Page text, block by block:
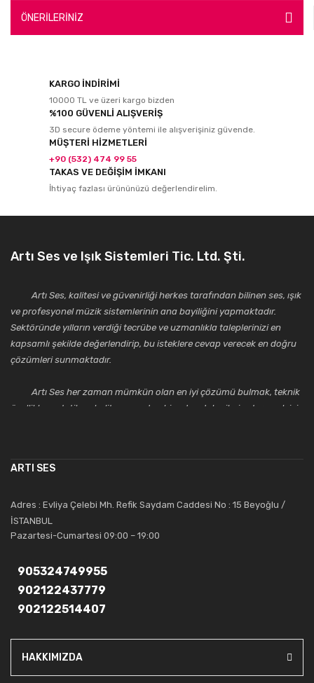
ÖNERİLERİNİZ
KARGO İNDİRİMİ
10000 TL ve üzeri kargo bizden
%100 GÜVENLİ ALIŞVERİŞ
3D secure ödeme yöntemi ile alışverişiniz güvende.
MÜŞTERİ HİZMETLERİ
+90 (532) 474 99 55
TAKAS VE DEĞİŞİM İMKANI
İhtiyaç fazlası ürününüzü değerlendirelim.
Artı Ses ve Işık Sistemleri Tic. Ltd. Şti.
Artı Ses, kalitesi ve güvenirliği herkes tarafından bilinen ses, ışık
ve profesyonel müzik sistemlerinin ana bayiliğini yapmaktadır.
Sektöründe yılların verdiği tecrübe ve uzmanlıkla taleplerinizi en
kapsamlı şekilde değerlendirip, bu isteklere cevap verecek en doğru
çözümleri sunmaktadır.
Artı Ses her zaman mümkün olan en iyi çözümü bulmak, teknik
özellikler, estetik ve kalite açısından bir adım daha ileriye taşımak için
saygıdeğer yerini kazanmıştır.
Artı Ses, güler yüzü ve deneyimi ile bu gün ve gelecekte
güvenebileceğiniz bir tercihtir.
ARTI SES
Adres : Evliya Çelebi Mh. Refik Saydam Caddesi No : 15 Beyoğlu /
İSTANBUL
Pazartesi-Cumartesi 09:00 – 19:00
905324749955
902122437779
902122514407
HAKKIMIZDA